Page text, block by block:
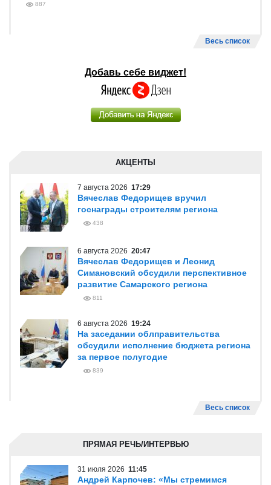
887
Весь список
Добавь себе виджет!
АКЦЕНТЫ
7 августа 2026 17:29
Вячеслав Федорищев вручил
госнаграды строителям региона
438
6 августа 2026 20:47
Вячеслав Федорищев и Леонид
Симановский обсудили перспективное
развитие Самарского региона
811
6 августа 2026 19:24
На заседании облправительства
обсудили исполнение бюджета региона
за первое полугодие
839
Весь список
ПРЯМАЯ РЕЧЬ/ИНТЕРВЬЮ
31 июля 2026 11:45
Андрей Карпочев: «Мы стремимся